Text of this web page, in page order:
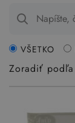
Zoradiť podľa
VŠETKO